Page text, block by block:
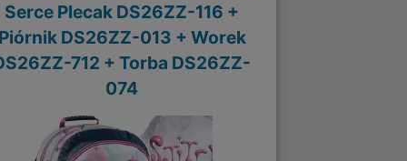
Serce Plecak DS26ZZ-116 +
Piórnik DS26ZZ-013 + Worek
712 + Torba DS26ZZ-
074